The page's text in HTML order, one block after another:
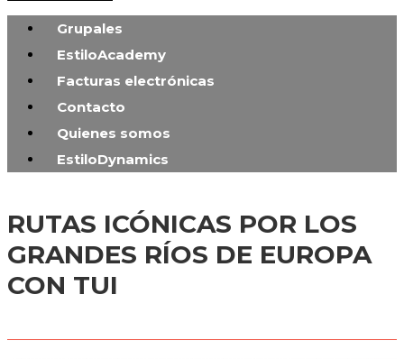
Grupales
EstiloAcademy
Facturas electrónicas
Contacto
Quienes somos
EstiloDynamics
RUTAS ICÓNICAS POR LOS
GRANDES RÍOS DE EUROPA
CON TUI